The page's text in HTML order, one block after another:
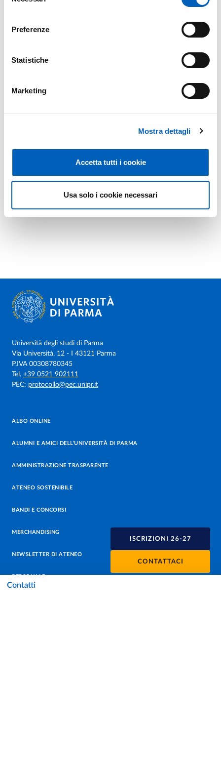
Preferenze
Statistiche
Marketing
Mostra dettagli
Accetta tutti i cookie
Usa solo i cookie necessari
ISCRIZIONI 26-27
CONTATTACI
Contatti
Università degli studi di Parma
Via Università, 12 - I 43121 Parma
P.IVA 00308780345
Tel. +39 0521 902111
PEC: protocollo@pec.unipr.it
ALBO ONLINE
ALUMNI E AMICI DELL’UNIVERSITÀ DI PARMA
AMMINISTRAZIONE TRASPARENTE
ATENEO SOSTENIBILE
BANDI E CONCORSI
MERCHANDISING
NEWSLETTER DI ATENEO
PERSONALE